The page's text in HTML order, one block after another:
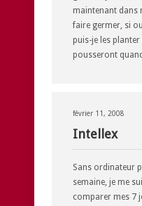
maintenant dans
faire germer, si
puis-je les
pousseront
février 11, 2008
Intellex
Sans ordinateur
semaine, je me
comparer mes 7